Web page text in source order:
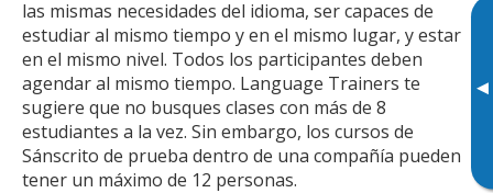
▸
las mismas necesidades del idioma, ser capaces de
estudiar al mismo tiempo y en el mismo lugar, y estar
en el mismo nivel. Todos los participantes deben
agendar al mismo tiempo. Language Trainers te
sugiere que no busques clases con más de 8
estudiantes a la vez. Sin embargo, los cursos de
Sánscrito de prueba dentro de una compañía pueden
tener un máximo de 12 personas.